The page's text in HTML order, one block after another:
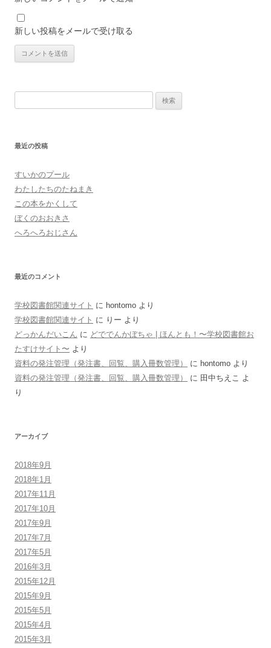
新しい投稿をメールで受け取る
最近の投稿
すいかのプール
わたしたちのたねまき
この本をかくして
ぼくのおおきさ
へろへろおじさん
最近のコメント
学校図書館関連サイト に hontomo より
学校図書館関連サイト に りー より
どっかんだいこん に どででんかぼちゃ | ほんとも！〜学校図書館お
たすけサイト〜 より
資料の発注管理（発注書、回覧、購入冊数管理）
に hontomo より
資料の発注管理（発注書、回覧、購入冊数管理）
に 田中ちえこ よ
り
アーカイブ
2018年9月
2018年1月
2017年11月
2017年10月
2017年9月
2017年7月
2017年5月
2016年3月
2015年12月
2015年9月
2015年5月
2015年4月
2015年3月